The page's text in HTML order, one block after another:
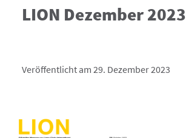
LION Dezember 2023
Veröffentlicht am 29. Dezember 2023